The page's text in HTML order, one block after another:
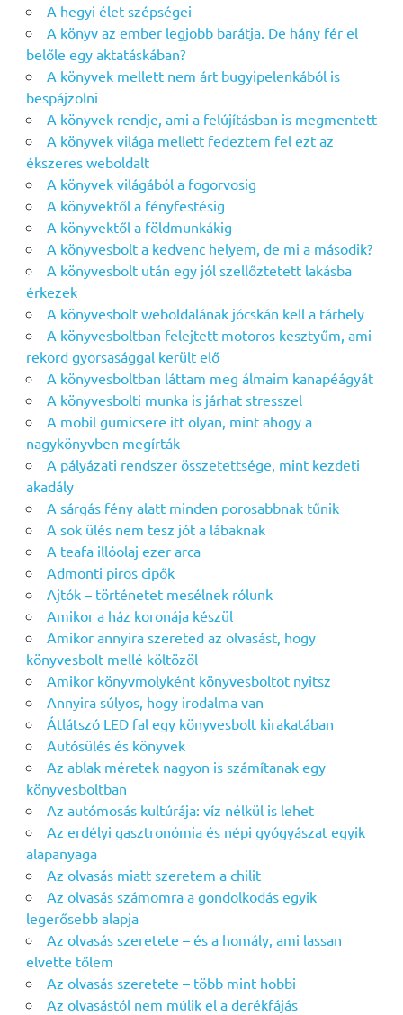
A hegyi élet szépségei
A könyv az ember legjobb barátja. De hány fér el
belőle egy aktatáskában?
A könyvek mellett nem árt bugyipelenkából is
bespájzolni
A könyvek rendje, ami a felújításban is megmentett
A könyvek világa mellett fedeztem fel ezt az
ékszeres weboldalt
A könyvek világából a fogorvosig
A könyvektől a fényfestésig
A könyvektől a földmunkákig
A könyvesbolt a kedvenc helyem, de mi a második?
A könyvesbolt után egy jól szellőztetett lakásba
érkezek
A könyvesbolt weboldalának jócskán kell a tárhely
A könyvesboltban felejtett motoros kesztyűm, ami
rekord gyorsasággal került elő
A könyvesboltban láttam meg álmaim kanapéágyát
A könyvesbolti munka is járhat stresszel
A mobil gumicsere itt olyan, mint ahogy a
nagykönyvben megírták
A pályázati rendszer összetettsége, mint kezdeti
akadály
A sárgás fény alatt minden porosabbnak tűnik
A sok ülés nem tesz jót a lábaknak
A teafa illóolaj ezer arca
Admonti piros cipők
Ajtók – történetet mesélnek rólunk
Amikor a ház koronája készül
Amikor annyira szereted az olvasást, hogy
könyvesbolt mellé költözöl
Amikor könyvmolyként könyvesboltot nyitsz
Annyira súlyos, hogy irodalma van
Átlátszó LED fal egy könyvesbolt kirakatában
Autósülés és könyvek
Az ablak méretek nagyon is számítanak egy
könyvesboltban
Az autómosás kultúrája: víz nélkül is lehet
Az erdélyi gasztronómia és népi gyógyászat egyik
alapanyaga
Az olvasás miatt szeretem a chilit
Az olvasás számomra a gondolkodás egyik
legerősebb alapja
Az olvasás szeretete – és a homály, ami lassan
elvette tőlem
Az olvasás szeretete – több mint hobbi
Az olvasástól nem múlik el a derékfájás